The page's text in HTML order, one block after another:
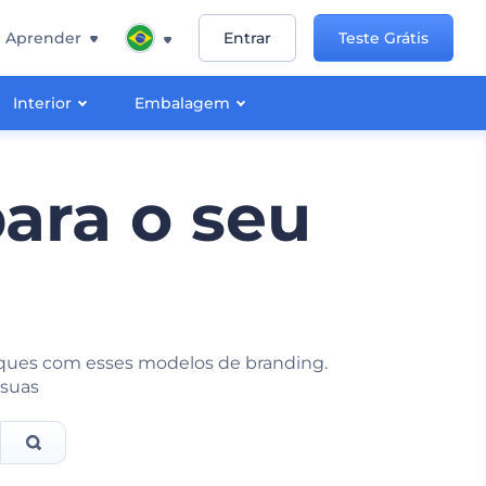
Interior Embalagem
Aprender Entrar Teste Grátis
o seu
com esses modelos de branding.